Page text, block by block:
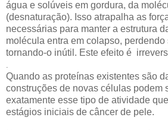
água e solúveis em gordura, da
(desnaturação). Isso atrapalha as
necessárias para manter a estrutura
molécula entra em colapso,
tornando-o inútil. Este efeito é
.
Quando as proteínas existentes são
construções de novas células podem
exatamente esse tipo de atividade
estágios iniciais de câncer de pele.